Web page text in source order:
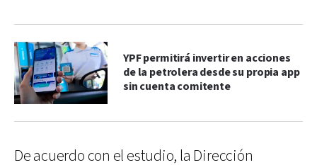
YPF permitirá invertir en acciones
de la petrolera desde su propia app
sin cuenta comitente
De acuerdo con el estudio, la Dirección